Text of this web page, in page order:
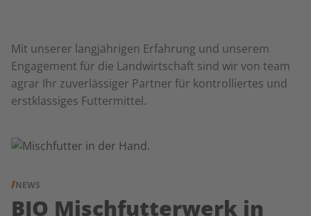
Mit unserer langjährigen Erfahrung und unserem
Engagement für die Landwirtschaft sind wir von team
agrar Ihr zuverlässiger Partner für kontrolliertes und
erstklassiges Futtermittel.
NEWS
BIO Mischfutterwerk in